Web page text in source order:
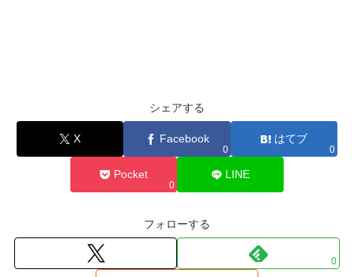
シェアする
X Facebook
0
はてブ
0
Pocket
0
LINE
フォローする
0